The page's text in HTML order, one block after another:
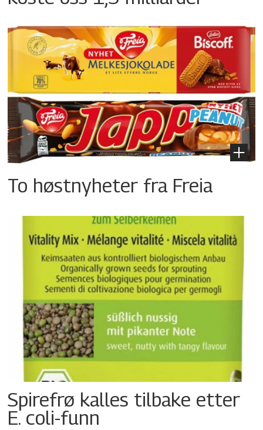
To høstnyheter fra Freia
Spirefrø kalles tilbake etter
E. coli-funn